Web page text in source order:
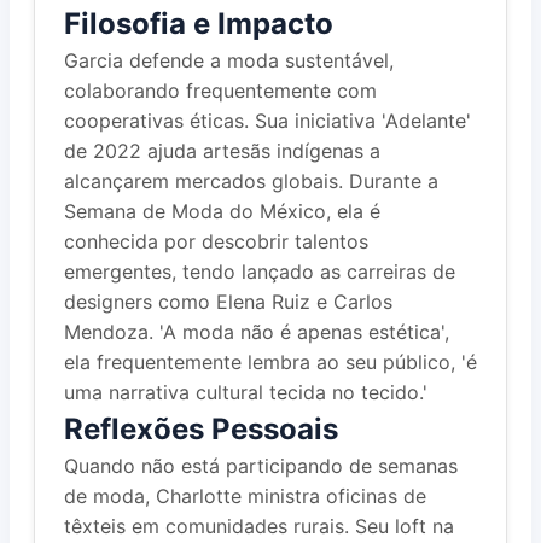
Filosofia e Impacto
Garcia defende a moda sustentável,
colaborando frequentemente com
cooperativas éticas. Sua iniciativa 'Adelante'
de 2022 ajuda artesãs indígenas a
alcançarem mercados globais. Durante a
Semana de Moda do México, ela é
conhecida por descobrir talentos
emergentes, tendo lançado as carreiras de
designers como Elena Ruiz e Carlos
Mendoza. 'A moda não é apenas estética',
ela frequentemente lembra ao seu público, 'é
uma narrativa cultural tecida no tecido.'
Reflexões Pessoais
Quando não está participando de semanas
de moda, Charlotte ministra oficinas de
têxteis em comunidades rurais. Seu loft na